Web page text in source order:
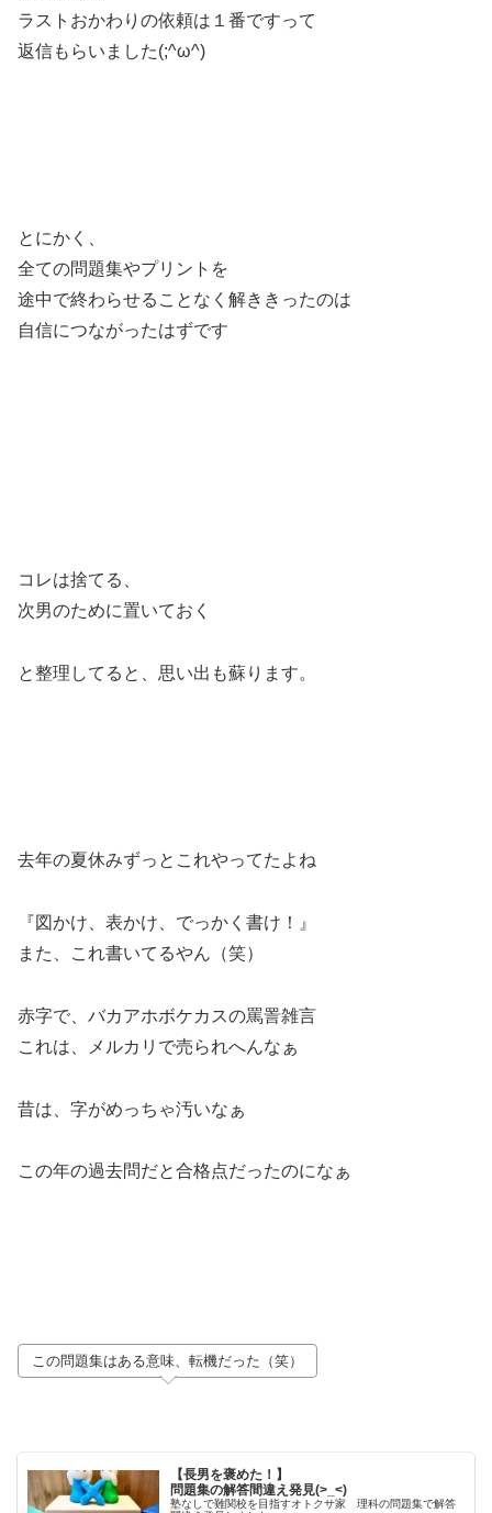
ラストおかわりの依頼は１番ですって
返信もらいました(;^ω^)
とにかく、
全ての問題集やプリントを
途中で終わらせることなく解ききったのは
自信につながったはずです
コレは捨てる、
次男のために置いておく
と整理してると、思い出も蘇ります。
去年の夏休みずっとこれやってたよね
『図かけ、表かけ、でっかく書け！』
また、これ書いてるやん（笑）
赤字で、バカアホボケカスの罵詈雑言
これは、メルカリで売られへんなぁ
昔は、字がめっちゃ汚いなぁ
この年の過去問だと合格点だったのになぁ
この問題集はある意味、転機だった（笑）
【長男を褒めた！】
問題集の解答間違え発見(>_<)
塾なしで難関校を目指すオトクサ家 理科の問題集で解答